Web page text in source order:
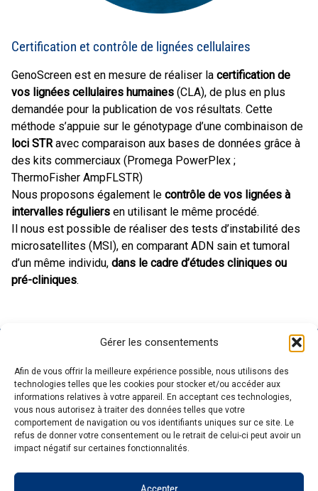
Gérer les consentements
Afin de vous offrir la meilleure expérience possible, nous utilisons des
technologies telles que les cookies pour stocker et/ou accéder aux
informations relatives à votre appareil. En acceptant ces technologies,
vous nous autorisez à traiter des données telles que votre
comportement de navigation ou vos identifiants uniques sur ce site. Le
refus de donner votre consentement ou le retrait de celui-ci peut avoir un
impact négatif sur certaines fonctionnalités.
Certification et contrôle de lignées cellulaires
GenoScreen est en mesure de réaliser la certification de
vos lignées cellulaires humaines (CLA), de plus en plus
demandée pour la publication de vos résultats. Cette
méthode s’appuie sur le génotypage d’une combinaison de
loci STRavec comparaison aux bases de données grâce à
des kits commerciaux (Promega PowerPlex ;
ThermoFisher AmpFLSTR)
Nous proposons également le contrôle de vos lignées à
intervalles réguliers en utilisant le même procédé.
Il nous est possible de réaliser des tests d’instabilité des
microsatellites (MSI), en comparant ADN sain et tumoral
d’un même individu, dans le cadre d’études cliniques ou
pré-cliniques.
Carrière
Actualités
L'entreprise
Qualité et
certifications
technologique
GENOSCREEN
Corporate
Services et
produits
Expertise
Caractérisation
et traçage des
microorganismes
Analyse des
communautés
PRODUITS
Séquençage
Génotypage
Expression de